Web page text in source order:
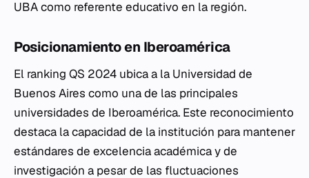
UBA como referente educativo en la región.
Posicionamiento en Iberoamérica
El ranking QS 2024 ubica a la Universidad de
Buenos Aires como una de las principales
universidades de Iberoamérica. Este reconocimiento
destaca la capacidad de la institución para mantener
estándares de excelencia académica y de
investigación a pesar de las fluctuaciones